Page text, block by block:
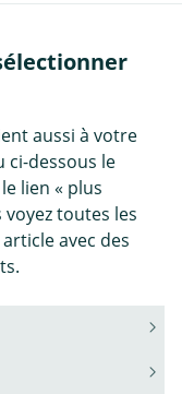
aussi à votre
ci-dessous le
lien « plus
toutes les
avec des